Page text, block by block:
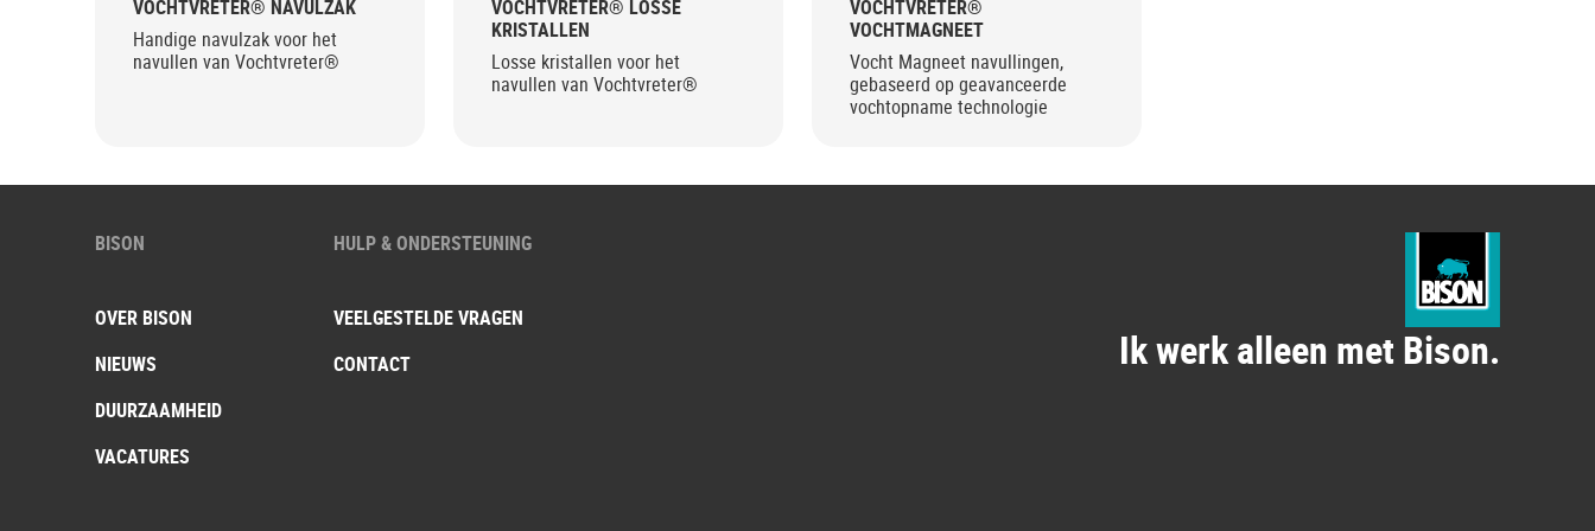
VOCHTVRETER® NAVULZAK
Handige navulzak voor het
navullen van Vochtvreter®
VOCHTVRETER® LOSSE
KRISTALLEN
Losse kristallen voor het
navullen van Vochtvreter®
VOCHTVRETER®
VOCHTMAGNEET
Vocht Magneet navullingen,
gebaseerd op geavanceerde
vochtopname technologie
BISON
OVER BISON
NIEUWS
DUURZAAMHEID
VACATURES
HULP & ONDERSTEUNING
VEELGESTELDE VRAGEN
CONTACT
Ik werk alleen met Bison.